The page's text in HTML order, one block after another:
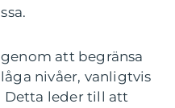
att begränsa
nivåer, vanligtvis
Detta leder till att